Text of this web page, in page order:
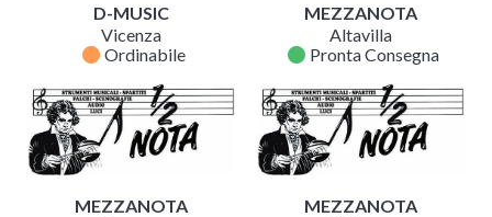
D-MUSIC
Vicenza
fiber_manual_record Ordinabile
MEZZANOTA
Altavilla
fiber_manual_record Pronta Consegna
MEZZANOTA
MEZZANOTA